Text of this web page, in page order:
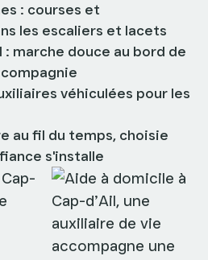
: courses et
les escaliers et lacets
marche douce au bord de
véhiculées pour les
au fil du temps, choisie
s'installe